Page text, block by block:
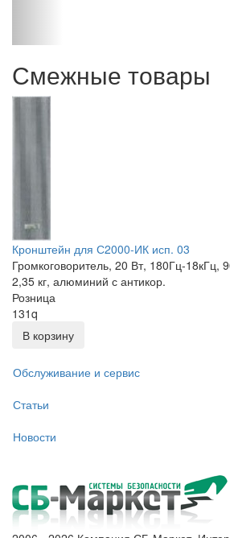
Смежные товары
Кронштейн для С2000-ИК исп. 03
Громкоговоритель, 20 Вт, 180Гц-
2,35 кг, алюминий с антикор.
Розница
131q
В корзину
Обслуживание и сервис
Статьи
Новости